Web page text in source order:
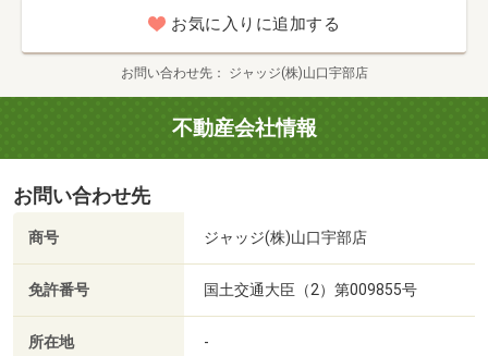
◇勤続年数が１年未満の方
◇その他住宅ローンの融資方法にご希望がある方でもOK
支払いのシミュレーション、明快な諸費用等を含めた資金
計画など、ご提案させて頂いております。
◆お客様のご希望に合わせたご案内◆
1）資金計画、住宅ローン相談
お気に入りに追加する
お問い合わせ先 ジャッジ(株)山口宇部店
不動産会社情報
お問い合わせ先
商号 ジャッジ(株)山口宇部店
免許番号 国土交通大臣（2）第009855号
所在地 -